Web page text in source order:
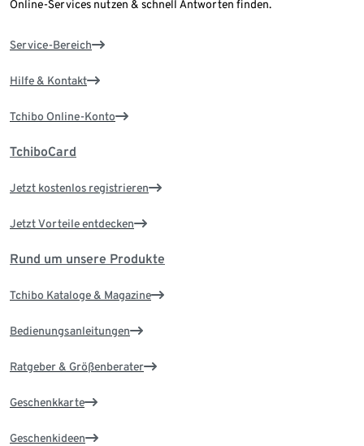
Online-Services nutzen & schnell Antworten finden.
Service-Bereich
Hilfe & Kontakt
Tchibo Online-Konto
TchiboCard
Jetzt kostenlos registrieren
Jetzt Vorteile entdecken
Rund um unsere Produkte
Tchibo Kataloge & Magazine
Bedienungsanleitungen
Ratgeber & Größenberater
Geschenkkarte
Geschenkideen